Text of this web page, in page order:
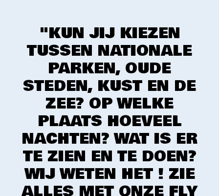
"KUN JIJ KIEZEN
TUSSEN NATIONALE
PARKEN, OUDE
STEDEN, KUST EN DE
ZEE? OP WELKE
PLAATS HOEVEEL
NACHTEN? WAT IS ER
TE ZIEN EN TE DOEN?
WIJ WETEN HET ! ZIE